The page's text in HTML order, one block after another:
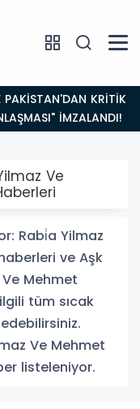
İMZALANDI!
Ve
Rabi̇a Yilmaz
ve Aşk
Mehmet
tüm sıcak
Ve Mehmet
listeleniyor.